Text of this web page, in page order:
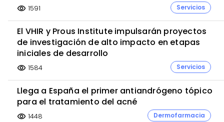
visibility 1591 Servicios
El VHIR y Prous Institute impulsarán proyectos
de investigación de alto impacto en etapas
iniciales de desarrollo
visibility 1584 Servicios
Llega a España el primer antiandrógeno tópico
para el tratamiento del acné
visibility 1448 Dermofarmacia